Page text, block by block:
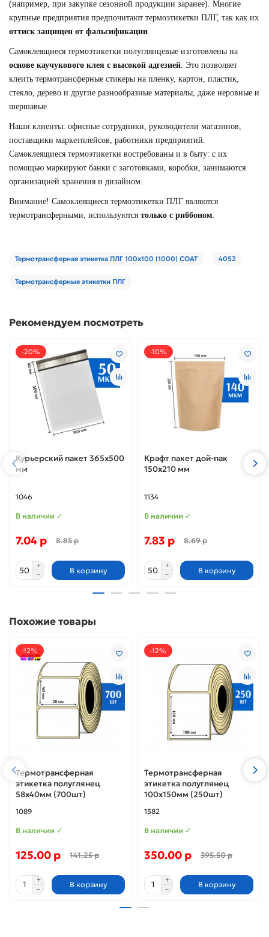
(например, при закупке сезонной продукции заранее). Многие
крупные предприятия предпочитают термоэтикетки ПЛГ, так как их
оттиск защищен от фальсификации
Самоклеящиеся термоэтикетки полуглянцевые изготовлены на
основе каучукового клея с высокой адгезией . Это позволяет
клеить термотрансферные стикеры на пленку, картон, пластик,
стекло, дерево и другие разнообразные материалы, даже неровные и
шершавые.
Наши клиенты: офисные сотрудники, руководители магазинов,
поставщики маркетплейсов, работники предприятий.
Самоклеящиеся термоэтикетки востребованы и в быту: с их
помощью маркируют банки с заготовками, коробки, занимаются
организацией хранения и дизайном.
Внимание! Самоклеящиеся термоэтикетки ПЛГ являются
термотрансферными, используются только с риббоном
Термотрансферная этикетка ПЛГ 100х100 (1000) COAT 4052
Термотрансферные этикетки ПЛГ
Рекомендуем посмотреть
-20%
Курьерский пакет 365х500
мм
1046
В наличии ✓
7.04 р 8.85 р
В корзину
-10%
Крафт пакет дой-пак
150х210 мм
1134
В наличии ✓
7.83 р 8.69 р
В корзину
Похожие товары
-12%
Термотрансферная
этикетка полуглянец
58x40мм (700шт)
1089
В наличии ✓
125.00 р 141.25 р
В корзину
-12%
Термотрансферная
этикетка полуглянец
100x150мм (250шт)
1382
В наличии ✓
350.00 р 395.50 р
В корзину